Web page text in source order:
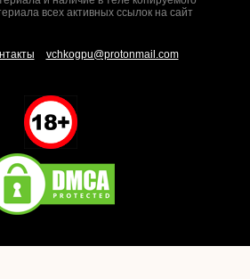
всех активных ссылок на сайт
vchkogpu@protonmail.com